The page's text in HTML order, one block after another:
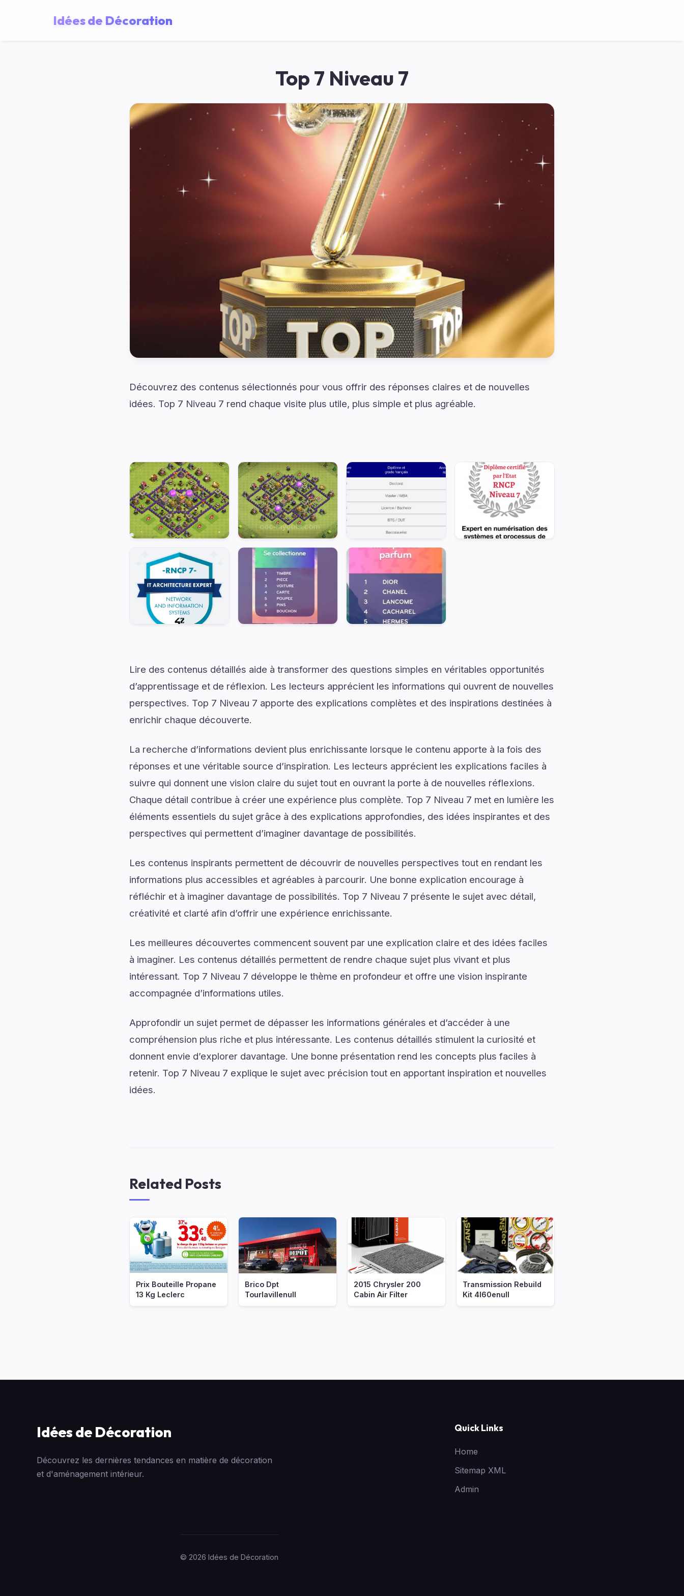
Idées de Décoration
Top 7 Niveau 7
Découvrez des contenus sélectionnés pour vous offrir des réponses claires et de nouvelles
idées. Top 7 Niveau 7 rend chaque visite plus utile, plus simple et plus agréable.
Lire des contenus détaillés aide à transformer des questions simples en véritables opportunités
d’apprentissage et de réflexion. Les lecteurs apprécient les informations qui ouvrent de nouvelles
perspectives. Top 7 Niveau 7 apporte des explications complètes et des inspirations destinées à
enrichir chaque découverte.
La recherche d’informations devient plus enrichissante lorsque le contenu apporte à la fois des
réponses et une véritable source d’inspiration. Les lecteurs apprécient les explications faciles à
suivre qui donnent une vision claire du sujet tout en ouvrant la porte à de nouvelles réflexions.
Chaque détail contribue à créer une expérience plus complète. Top 7 Niveau 7 met en lumière les
éléments essentiels du sujet grâce à des explications approfondies, des idées inspirantes et des
perspectives qui permettent d’imaginer davantage de possibilités.
Les contenus inspirants permettent de découvrir de nouvelles perspectives tout en rendant les
informations plus accessibles et agréables à parcourir. Une bonne explication encourage à
réfléchir et à imaginer davantage de possibilités. Top 7 Niveau 7 présente le sujet avec détail,
créativité et clarté afin d’offrir une expérience enrichissante.
Les meilleures découvertes commencent souvent par une explication claire et des idées faciles
à imaginer. Les contenus détaillés permettent de rendre chaque sujet plus vivant et plus
intéressant. Top 7 Niveau 7 développe le thème en profondeur et offre une vision inspirante
accompagnée d’informations utiles.
Approfondir un sujet permet de dépasser les informations générales et d’accéder à une
compréhension plus riche et plus intéressante. Les contenus détaillés stimulent la curiosité et
donnent envie d’explorer davantage. Une bonne présentation rend les concepts plus faciles à
retenir. Top 7 Niveau 7 explique le sujet avec précision tout en apportant inspiration et nouvelles
idées.
Related Posts
Prix Bouteille Propane
13 Kg Leclerc
Brico Dpt
Tourlavillenull
2015 Chrysler 200
Cabin Air Filter
Transmission Rebuild
Kit 4l60enull
Idées de Décoration
Découvrez les dernières tendances en matière de décoration
et d'aménagement intérieur.
Quick Links
Home
Sitemap XML
Admin
© 2026 Idées de Décoration